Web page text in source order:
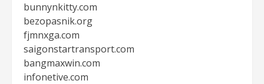
bunnynkitty.com
bezopasnik.org
fjmnxga.com
saigonstartransport.com
bangmaxwin.com
infonetive.com